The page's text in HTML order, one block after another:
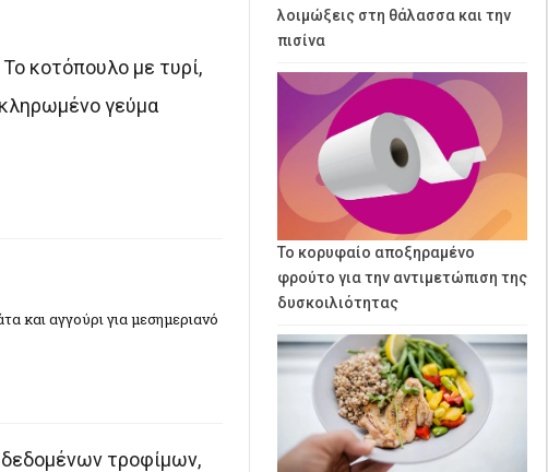
κοτόπουλο με τυρί,
γεύμα
και αγγούρι για μεσημεριανό
δεδομένων τροφίμων,
λοιμώξεις στη θάλασσα και την
πισίνα
Το κορυφαίο αποξηραμένο
φρούτο για την αντιμετώπιση της
δυσκοιλιότητας